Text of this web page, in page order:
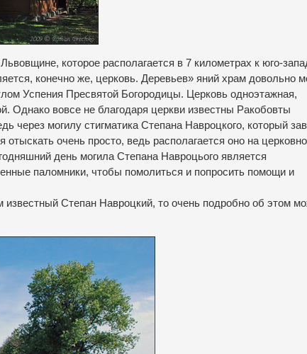
Львовщине, которое располагается в 7 километрах к юго-
, конечно же, церковь. Деревьев» яний храм довольно
Успения Пресвятой Богородицы. Церковь одноэтажная,
. Однако вовсе не благодаря церкви известны Ракобовты
через могилу стигматика Степана Навроцкого, который
отыскать очень просто, ведь располагается оно на
день могила Степана Навроцього является
паломники, чтобы помолиться и попросить помощи и
известный Степан Навроцкий, то очень подробно об этом